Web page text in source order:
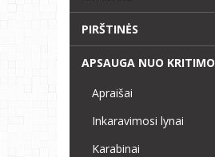
PIRŠTINĖS
APSAUGA NUO KRITIMO
Apraišai
Inkaravimosi lynai
Karabinai